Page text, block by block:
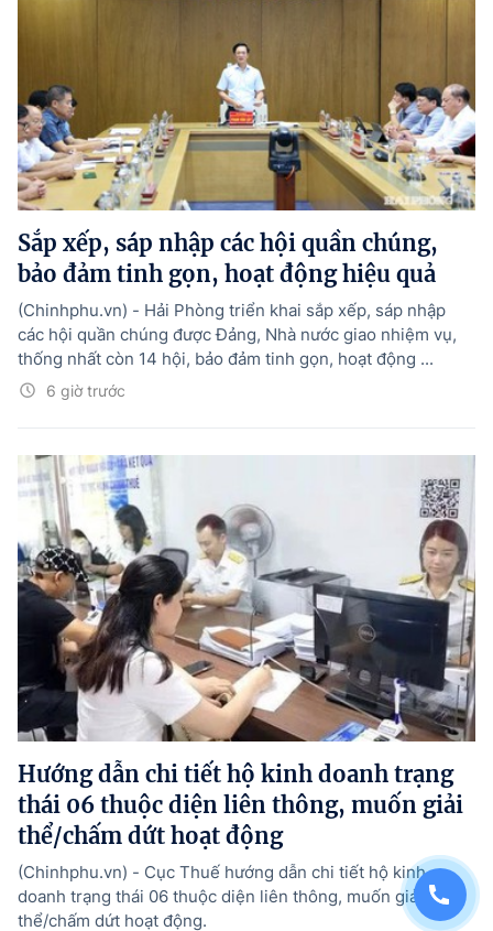
Sắp xếp, sáp nhập các hội quần chúng,
bảo đảm tinh gọn, hoạt động hiệu quả
6 giờ trước
(Chinhphu.vn) - Hải Phòng triển khai sắp xếp, sáp nhập
các hội quần chúng được Đảng, Nhà nước giao nhiệm vụ,
thống nhất còn 14 hội, bảo đảm tinh gọn, hoạt động ...
Hướng dẫn chi tiết hộ kinh doanh trạng
thái 06 thuộc diện liên thông, muốn giải
thể/chấm dứt hoạt động
(Chinhphu.vn) - Cục Thuế hướng dẫn chi tiết hộ kinh
doanh trạng thái 06 thuộc diện liên thông, muốn giải
thể/chấm dứt hoạt động.